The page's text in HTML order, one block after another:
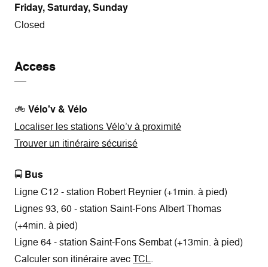
Friday, Saturday, Sunday
Closed
Access
🚲 Vélo'v & Vélo
Localiser les stations Vélo’v à proximité
Trouver un itinéraire sécurisé
🚍 Bus
Ligne C12 - station Robert Reynier (+1min. à pied)
Lignes 93, 60 - station Saint-Fons Albert Thomas
(+4min. à pied)
Ligne 64 - station Saint-Fons Sembat (+13min. à pied)
Calculer son itinéraire avecTCL.